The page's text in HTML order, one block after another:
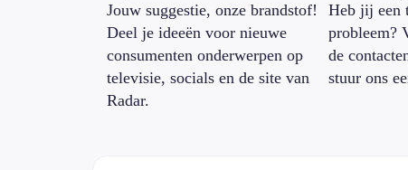
Jouw suggestie, onze brandstof!
Deel je ideeën voor nieuwe
consumenten onderwerpen op
televisie, socials en de site van
Radar.
Heb jij een
probleem?
de
stuur ons